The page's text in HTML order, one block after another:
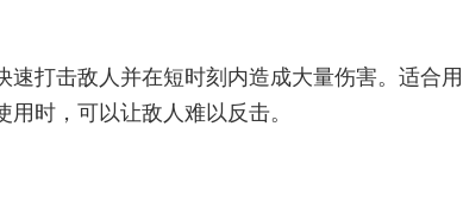
打击敌人并在短时刻内造成大量伤害。适合用
时，可以让敌人难以反击。